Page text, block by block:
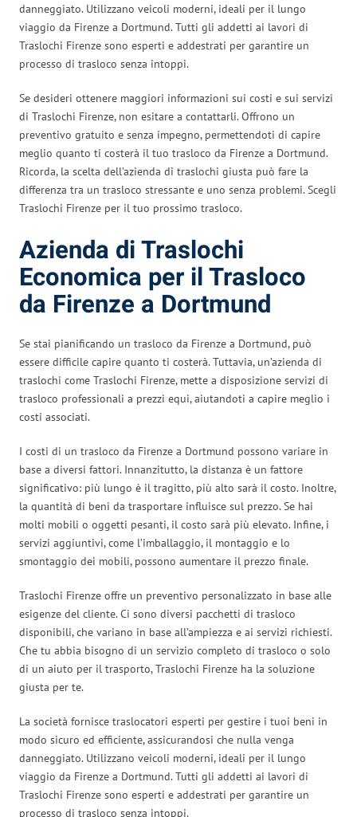
danneggiato. Utilizzano veicoli moderni, ideali per il lungo
viaggio da Firenze a Dortmund. Tutti gli addetti ai lavori di
Traslochi Firenze sono esperti e addestrati per garantire un
processo di trasloco senza intoppi.
Se desideri ottenere maggiori informazioni sui costi e sui servizi
di Traslochi Firenze, non esitare a contattarli. Offrono un
preventivo gratuito e senza impegno, permettendoti di capire
meglio quanto ti costerà il tuo trasloco da Firenze a Dortmund.
Ricorda, la scelta dell’azienda di traslochi giusta può fare la
differenza tra un trasloco stressante e uno senza problemi. Scegli
Traslochi Firenze per il tuo prossimo trasloco.
Azienda di Traslochi
Economica per il Trasloco
da Firenze a Dortmund
Se stai pianificando un trasloco da Firenze a Dortmund, può
essere difficile capire quanto ti costerà. Tuttavia, un’azienda di
traslochi come Traslochi Firenze, mette a disposizione servizi di
trasloco professionali a prezzi equi, aiutandoti a capire meglio i
costi associati.
I costi di un trasloco da Firenze a Dortmund possono variare in
base a diversi fattori. Innanzitutto, la distanza è un fattore
significativo: più lungo è il tragitto, più alto sarà il costo. Inoltre,
la quantità di beni da trasportare influisce sul prezzo. Se hai
molti mobili o oggetti pesanti, il costo sarà più elevato. Infine, i
servizi aggiuntivi, come l’imballaggio, il montaggio e lo
smontaggio dei mobili, possono aumentare il prezzo finale.
Traslochi Firenze offre un preventivo personalizzato in base alle
esigenze del cliente. Ci sono diversi pacchetti di trasloco
disponibili, che variano in base all’ampiezza e ai servizi richiesti.
Che tu abbia bisogno di un servizio completo di trasloco o solo
di un aiuto per il trasporto, Traslochi Firenze ha la soluzione
giusta per te.
La società fornisce traslocatori esperti per gestire i tuoi beni in
modo sicuro ed efficiente, assicurandosi che nulla venga
danneggiato. Utilizzano veicoli moderni, ideali per il lungo
viaggio da Firenze a Dortmund. Tutti gli addetti ai lavori di
Traslochi Firenze sono esperti e addestrati per garantire un
processo di trasloco senza intoppi.